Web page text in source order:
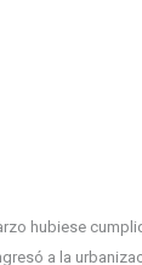
hubiese
a la